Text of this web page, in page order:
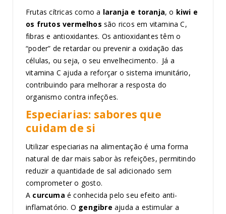
Frutas cítricas como a laranja e toranja, o kiwi e
os frutos vermelhos são ricos em vitamina C,
fibras e antioxidantes. Os antioxidantes têm o
“poder” de retardar ou prevenir a oxidação das
células, ou seja, o seu envelhecimento. Já a
vitamina C ajuda a reforçar o sistema imunitário,
contribuindo para melhorar a resposta do
organismo contra infeções.
Especiarias: sabores que
cuidam de si
Utilizar especiarias na alimentação é uma forma
natural de dar mais sabor às refeições, permitindo
reduzir a quantidade de sal adicionado sem
comprometer o gosto.
A curcuma é conhecida pelo seu efeito anti-
inflamatório. O gengibre ajuda a estimular a